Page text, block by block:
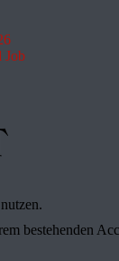
Job
bestehenden